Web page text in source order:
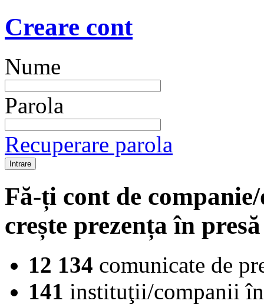
Creare cont
Nume
Parola
Recuperare parola
Fă-ți cont de
crește prezența în
12 134 comunicate de
141 instituţii/companii